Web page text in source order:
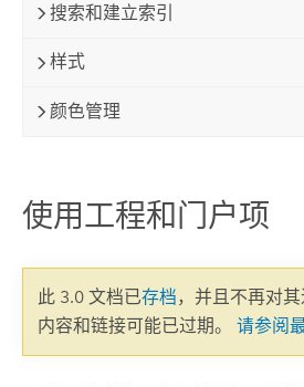
搜索和建立索引
样式
颜色管理
使用工程和门户项
此 3.0 文档已存档，并且不再对
内容和链接可能已过期。 请参阅